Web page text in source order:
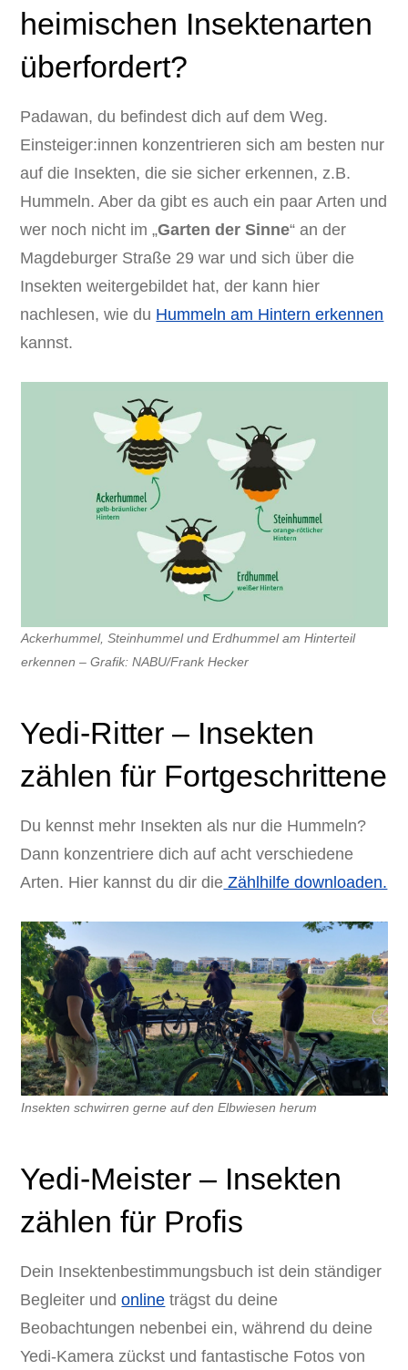
heimischen Insektenarten
überfordert?
Padawan, du befindest dich auf dem Weg.
Einsteiger:innen konzentrieren sich am besten nur
auf die Insekten, die sie sicher erkennen, z.B.
Hummeln. Aber da gibt es auch ein paar Arten und
wer noch nicht im „Garten der Sinne“ an der
Magdeburger Straße 29 war und sich über die
Insekten weitergebildet hat, der kann hier
nachlesen, wie du Hummeln am Hintern erkennen
kannst.
Ackerhummel, Steinhummel und Erdhummel am Hinterteil
erkennen – Grafik: NABU/Frank Hecker
Yedi-Ritter – Insekten
zählen für Fortgeschrittene
Du kennst mehr Insekten als nur die Hummeln?
Dann konzentriere dich auf acht verschiedene
Arten. Hier kannst du dir die Zählhilfe downloaden.
Insekten schwirren gerne auf den Elbwiesen herum
Yedi-Meister – Insekten
zählen für Profis
Dein Insektenbestimmungsbuch ist dein ständiger
Begleiter undonline trägst du deine
Beobachtungen nebenbei ein, während du deine
Yedi-Kamera zückst und fantastische Fotos von